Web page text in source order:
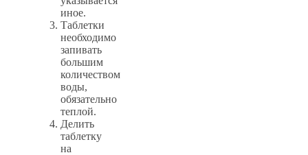
иное.
Таблетки
необходимо
запивать
большим
количеством
воды,
обязательно
теплой.
Делить
таблетку
на